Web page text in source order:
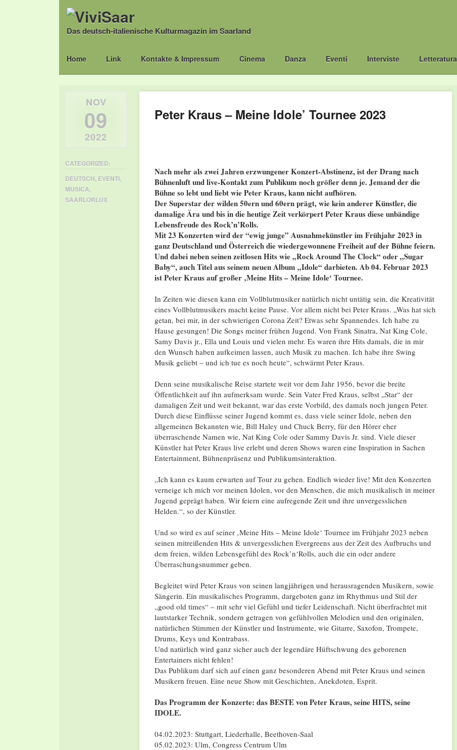
Das deutsch-italienische Kulturmagazin im Saarland
Main menu
Skip
Home Link Kontakte & Impressum Cinema Danza Eventi Interviste Letteratura
Peter Kraus – Meine Idole’ Tournee 2023
Nach mehr als zwei Jahren erzwungener Konzert-Abstinenz, ist der Drang nach
Bühnenluft und live-Kontakt zum Publikum noch größer denn je. Jemand der die
Bühne so lebt und liebt wie Peter Kraus, kann nicht aufhören.
Der Superstar der wilden 50ern und 60ern prägt, wie kein anderer Künstler, die
damalige Ära und bis in die heutige Zeit verkörpert Peter Kraus diese unbändige
Lebensfreude des Rock’n’Rolls.
Mit 23 Konzerten wird der “ewig junge” Ausnahmekünstler im Frühjahr 2023 in
ganz Deutschland und Österreich die wiedergewonnene Freiheit auf der Bühne feiern.
Und dabei neben seinen zeitlosen Hits wie „Rock Around The Clock“ oder „Sugar
Baby“, auch Titel aus seinem neuen Album „Idole“ darbieten. Ab 04. Februar 2023
ist Peter Kraus auf großer ‚Meine Hits – Meine Idole‘ Tournee.
In Zeiten wie diesen kann ein Vollblutmusiker natürlich nicht untätig sein, die Kreativität
eines Vollblutmusikers macht keine Pause. Vor allem nicht bei Peter Kraus. „Was hat sich
getan, bei mir, in der schwierigen Corona Zeit? Etwas sehr Spannendes. Ich habe zu
Hause gesungen! Die Songs meiner frühen Jugend. Von Frank Sinatra, Nat King Cole,
Samy Davis jr., Ella und Louis und vielen mehr. Es waren ihre Hits damals, die in mir
den Wunsch haben aufkeimen lassen, auch Musik zu machen. Ich habe ihre Swing
Musik geliebt – und ich tue es noch heute“, schwärmt Peter Kraus.
Denn seine musikalische Reise startete weit vor dem Jahr 1956, bevor die breite
Öffentlichkeit auf ihn aufmerksam wurde. Sein Vater Fred Kraus, selbst „Star“ der
damaligen Zeit und weit bekannt, war das erste Vorbild, des damals noch jungen Peter.
Durch diese Einflüsse seiner Jugend kommt es, dass viele seiner Idole, neben den
allgemeinen Bekannten wie, Bill Haley und Chuck Berry, für den Hörer eher
überraschende Namen wie, Nat King Cole oder Sammy Davis Jr. sind. Viele dieser
Künstler hat Peter Kraus live erlebt und deren Shows waren eine Inspiration in Sachen
Entertainment, Bühnenpräsenz und Publikumsinteraktion.
„Ich kann es kaum erwarten auf Tour zu gehen. Endlich wieder live! Mit den Konzerten
verneige ich mich vor meinen Idolen, vor den Menschen, die mich musikalisch in meiner
Jugend geprägt haben. Wir feiern eine aufregende Zeit und ihre unvergesslichen
Helden.“, so der Künstler.
Und so wird es auf seiner ‚Meine Hits – Meine Idole‘ Tournee im Frühjahr 2023 neben
seinen mitreißenden Hits & unvergesslichen Evergreens aus der Zeit des Aufbruchs und
dem freien, wilden Lebensgefühl des Rock’n‘Rolls, auch die ein oder andere
Überraschungsnummer geben.
Begleitet wird Peter Kraus von seinen langjährigen und herausragenden Musikern, sowie
Sängerin. Ein musikalisches Programm, dargeboten ganz im Rhythmus und Stil der
„good old times“ – mit sehr viel Gefühl und tiefer Leidenschaft. Nicht überfrachtet mit
lautstarker Technik, sondern getragen von gefühlvollen Melodien und den originalen,
natürlichen Stimmen der Künstler und Instrumente, wie Gitarre, Saxofon, Trompete,
Drums, Keys und Kontrabass.
Und natürlich wird ganz sicher auch der legendäre Hüftschwung des geborenen
Entertainers nicht fehlen!
Das Publikum darf sich auf einen ganz besonderen Abend mit Peter Kraus und seinen
Musikern freuen. Eine neue Show mit Geschichten, Anekdoten, Esprit.
Das Programm der Konzerte: das BESTE von Peter Kraus, seine HITS, seine
IDOLE.
04.02.2023: Stuttgart, Liederhalle, Beethoven-Saal
05.02.2023: Ulm, Congress Centrum Ulm
NOV
09
2022
CATEGORIZED:
DEUTSCH, EVENTI,
MUSICA,
SAARLORLUX